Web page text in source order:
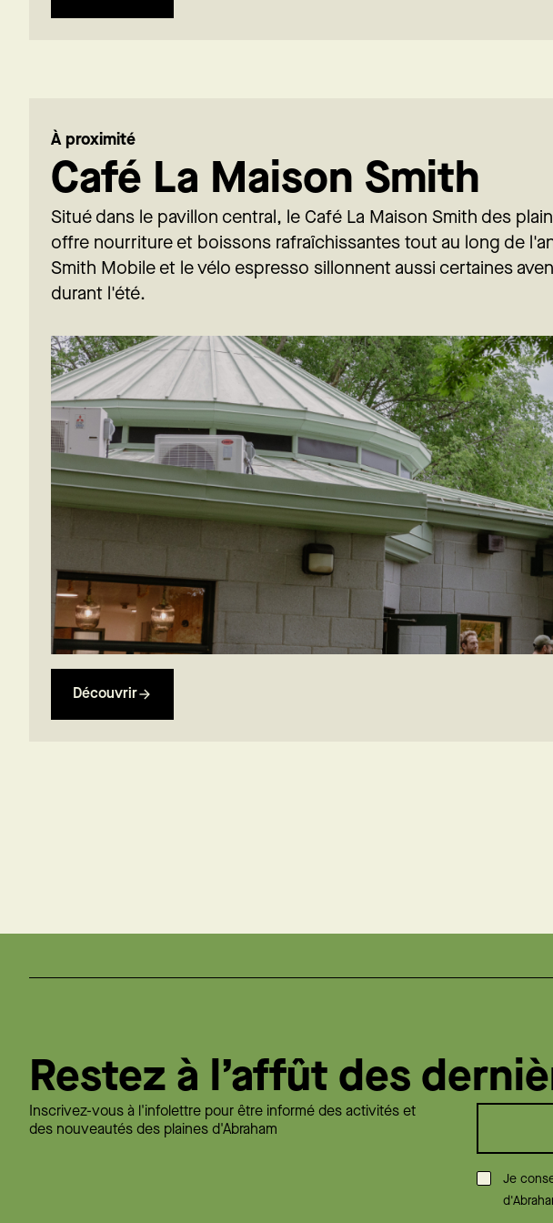
À proximité
Café La Maison Smith
Situé dans le pavillon central, le Café La Maison Smith des
offre nourriture et boissons rafraîchissantes tout au long de
Smith Mobile et le vélo espresso sillonnent aussi certaines
durant l'été.
Découvrir
Restez à l’affût des
Inscrivez-vous à l'infolettre pour être informé des activités et
des nouveautés des plaines d'Abraham
Je